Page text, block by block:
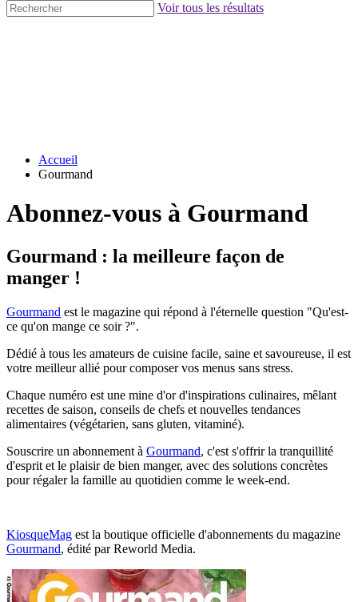
Voir tous les résultats
Accueil
Gourmand
Abonnez-vous à Gourmand
Gourmand : la meilleure façon de
manger !
Gourmand est le magazine qui répond à l'éternelle question "Qu'est-
ce qu'on mange ce soir ?".
Dédié à tous les amateurs de cuisine facile, saine et savoureuse, il est
votre meilleur allié pour composer vos menus sans stress.
Chaque numéro est une mine d'or d'inspirations culinaires, mêlant
recettes de saison, conseils de chefs et nouvelles tendances
alimentaires (végétarien, sans gluten, vitaminé).
Souscrire un abonnement à Gourmand, c'est s'offrir la tranquillité
d'esprit et le plaisir de bien manger, avec des solutions concrètes
pour régaler la famille au quotidien comme le week-end.
KiosqueMag est la boutique officielle d'abonnements du magazine
Gourmand, édité par Reworld Media.